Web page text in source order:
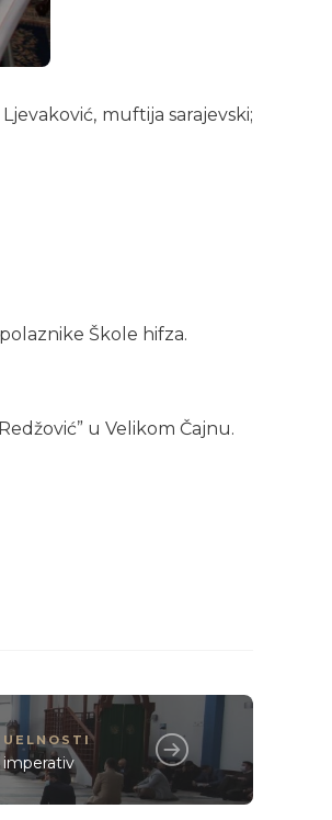
muftija sarajevski;
Škole hifza.
u Velikom Čajnu.
imperativ